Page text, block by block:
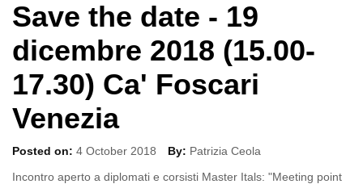
Save the date - 19
dicembre 2018 (15.00-
17.30) Ca' Foscari
Venezia
Posted on: 4 October 2018 By: Patrizia Ceola
Incontro aperto a diplomati e corsisti Master Itals: "Meeting point